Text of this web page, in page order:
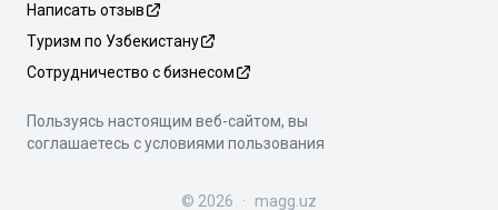
Написать отзыв
Туризм по Узбекистану
Сотрудничество с бизнесом
Пользуясь настоящим веб-сайтом, вы
соглашаетесь с условиями пользования
© 2026 · magg.uz